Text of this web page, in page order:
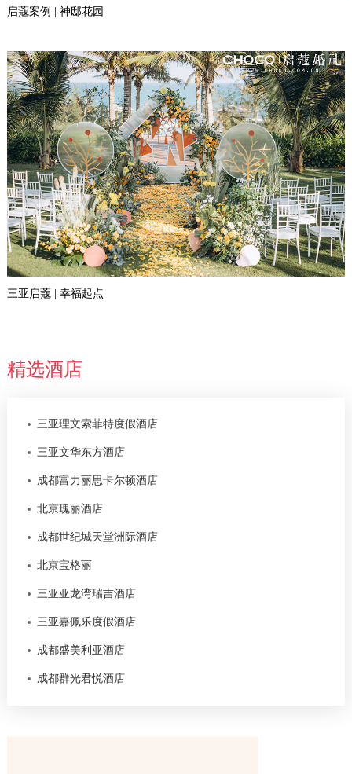
启蔻案例 | 神邸花园
三亚启蔻 | 幸福起点
精选酒店
三亚理文索菲特度假酒店
三亚文华东方酒店
成都富力丽思卡尔顿酒店
北京瑰丽酒店
成都世纪城天堂洲际酒店
北京宝格丽
三亚亚龙湾瑞吉酒店
三亚嘉佩乐度假酒店
成都盛美利亚酒店
成都群光君悦酒店